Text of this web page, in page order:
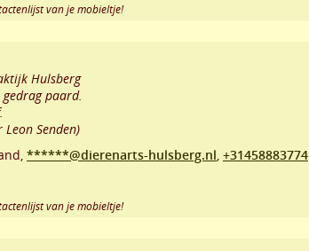
van je mobieltje!
Hulsberg
paard.
Senden)
******@dierenarts-hulsberg.nl +31458883774
van je mobieltje!